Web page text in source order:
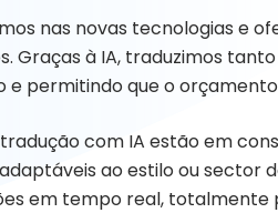
nas novas tecnologias e
Graças à IA, traduzimos
e permitindo que o
com IA estão em
ao estilo ou sector
em tempo real, totalmente